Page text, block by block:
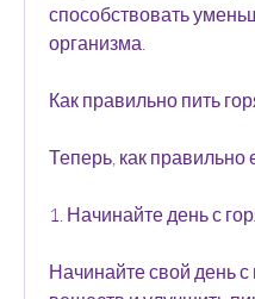
способствовать
организма.
Как правильно пить
Теперь, как правильно
1. Начинайте день с
Начинайте свой день